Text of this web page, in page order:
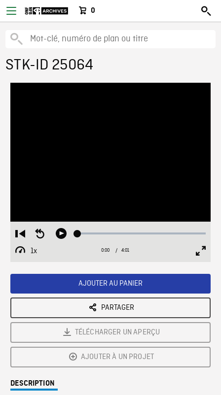
0
STK-ID 25064
Restart
from
beginning
Seek
Play Loaded:
1x
Playback
Current
0:00 / Duration
4:01
AJOUTER AU PANIER
PARTAGER
TÉLÉCHARGER UN APERÇU
AJOUTER À UN PROJET
DESCRIPTION